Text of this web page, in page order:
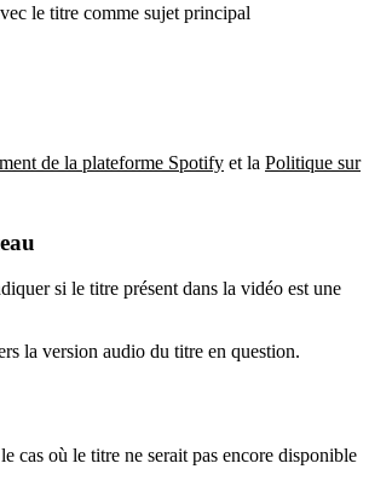
le titre comme sujet principal
de la plateforme Spotify et la Politique sur
si le titre présent dans la vidéo est une
la version audio du titre en question.
cas où le titre ne serait pas encore disponible